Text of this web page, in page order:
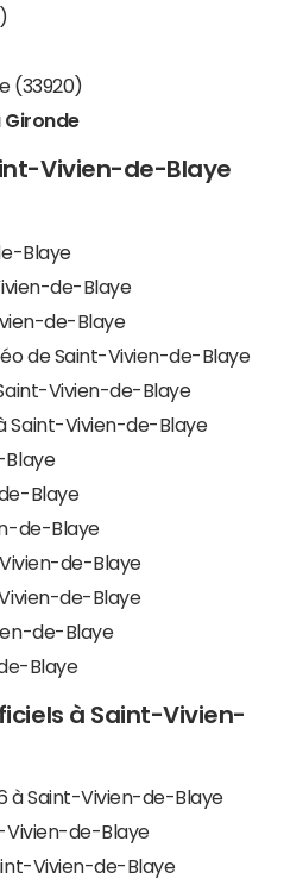
(33920)
Gironde
Vivien-de-Blaye
Blaye
de-Blaye
de-Blaye
de Saint-Vivien-de-Blaye
Vivien-de-Blaye
Saint-Vivien-de-Blaye
Blaye
Blaye
de-Blaye
de-Blaye
de-Blaye
de-Blaye
Blaye
à Saint-Vivien-
à Saint-Vivien-de-Blaye
Vivien-de-Blaye
Vivien-de-Blaye